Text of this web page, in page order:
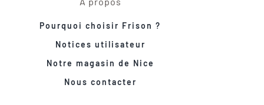
Pourquoi choisir Frison ?
Notices utilisateur
Notre magasin de Nice
Nous contacter